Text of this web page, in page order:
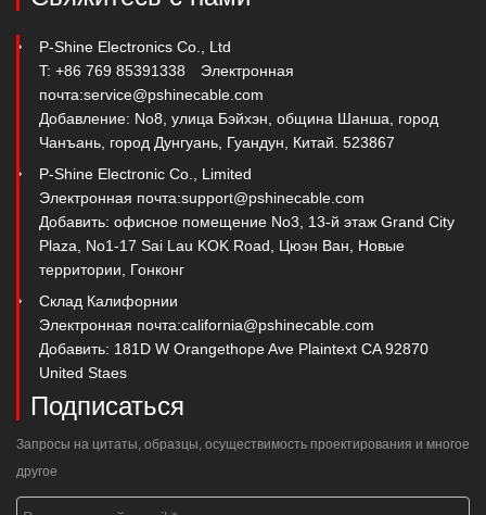
P-Shine Electronics Co., Ltd
T: +86 769 85391338
Электронная
почта:service@pshinecable.com
Добавление: No8, улица Бэйхэн, община Шанша, город
Чанъань, город Дунгуань, Гуандун, Китай. 523867
P-Shine Electronic Co., Limited
Электронная почта:support@pshinecable.com
Добавить: офисное помещение No3, 13-й этаж Grand City
Plaza, No1-17 Sai Lau KOK Road, Цюэн Ван, Новые
территории, Гонконг
Склад Калифорнии
Электронная почта:california@pshinecable.com
Добавить: 181D W Orangethope Ave Plaintext CA 92870
United Staes
Подписаться
Запросы на цитаты, образцы, осуществимость проектирования и многое
другое